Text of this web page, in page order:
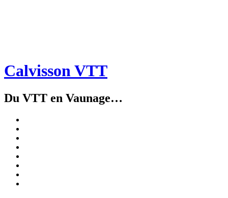
Calvisson VTT
Du VTT en Vaunage…